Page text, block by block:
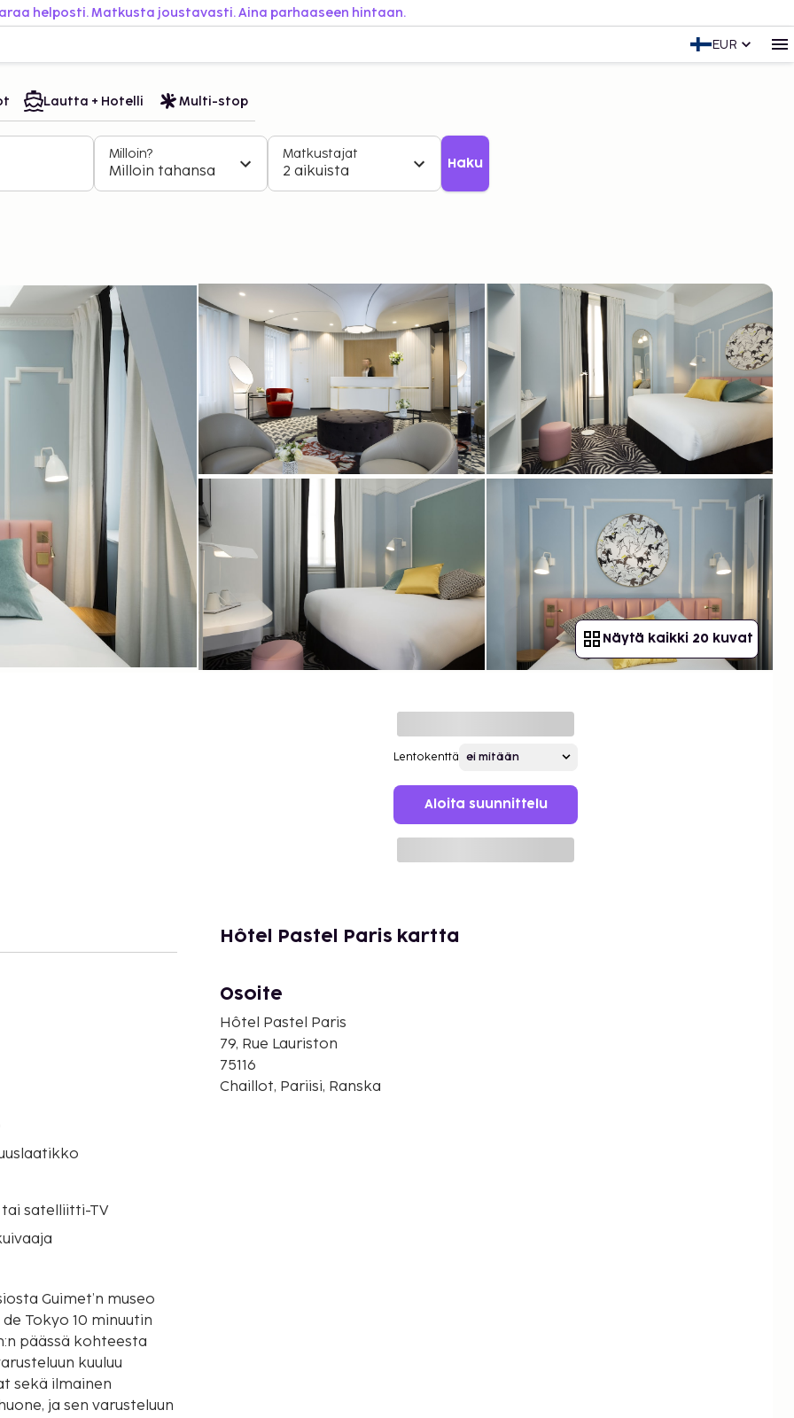
helposti. Matkusta joustavasti. Aina parhaaseen hintaan.
EUR
Lautta + Hotelli Multi-stop
Milloin?
Milloin tahansa
Matkustajat
2 aikuista Haku
Näytä kaikki 20 kuvat
Lentokenttä
Aloita suunnittelu
tai satelliitti-TV
Guimet’n museo
Tokyo 10 minuutin
kuuluu
sekä ilmainen
ja sen varusteluun
Hôtel Pastel Paris kartta
Osoite
Hôtel Pastel Paris
79, Rue Lauriston
75116
Chaillot, Pariisi, Ranska